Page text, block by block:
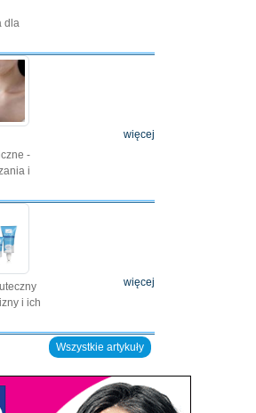
dla
-
i
więcej
i ich
więcej
Wszystkie artykuły